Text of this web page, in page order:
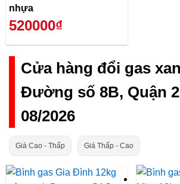
nhựa
520000₫
Cửa hàng đổi gas
Đường số 8B, Quận
08/2026
Giá Cao - Thấp Giá Thấp - Cao